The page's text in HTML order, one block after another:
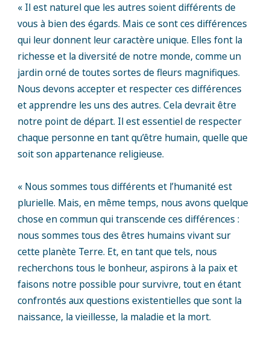
« Il est naturel que les autres soient différents de
vous à bien des égards. Mais ce sont ces différences
qui leur donnent leur caractère unique. Elles font la
richesse et la diversité de notre monde, comme un
jardin orné de toutes sortes de fleurs magnifiques.
Nous devons accepter et respecter ces différences
et apprendre les uns des autres. Cela devrait être
notre point de départ. Il est essentiel de respecter
chaque personne en tant qu’être humain, quelle que
soit son appartenance religieuse.
« Nous sommes tous différents et l’humanité est
plurielle. Mais, en même temps, nous avons quelque
chose en commun qui transcende ces différences :
nous sommes tous des êtres humains vivant sur
cette planète Terre. Et, en tant que tels, nous
recherchons tous le bonheur, aspirons à la paix et
faisons notre possible pour survivre, tout en étant
confrontés aux questions existentielles que sont la
naissance, la vieillesse, la maladie et la mort.